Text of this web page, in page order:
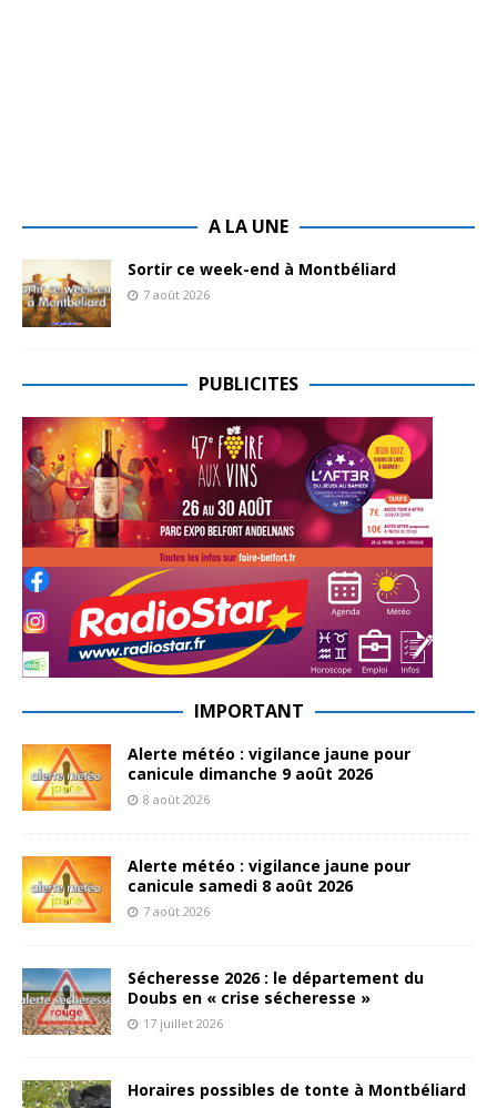
A LA UNE
Sortir ce week-end à Montbéliard
7 août 2026
PUBLICITES
IMPORTANT
Alerte météo : vigilance jaune pour
canicule dimanche 9 août 2026
8 août 2026
Alerte météo : vigilance jaune pour
canicule samedi 8 août 2026
7 août 2026
Sécheresse 2026 : le département du
Doubs en « crise sécheresse »
17 juillet 2026
Horaires possibles de tonte à Montbéliard